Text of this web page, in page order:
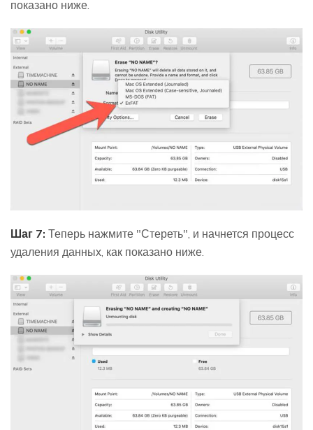
показано ниже.
Шаг 7: Теперь нажмите "Стереть", и начнется процесс
удаления данных, как показано ниже.